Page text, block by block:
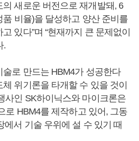
새로운 버전으로 재개발돼, 6
품 비율)을 달성하고 양산 준비를
있다”며 “현재까지 큰 문제없이
.
술로 만드는 HBM4가 성공한다
위기론을 타개할 수 있을 것이
사인 SK하이닉스와 마이크론은
로 HBM4를 제작하고 있어, 그동
에서 기술 우위에 설 수 있기 때